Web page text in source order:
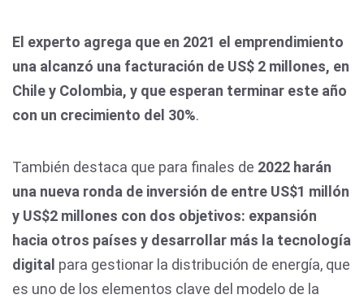
El experto agrega que en 2021 el emprendimiento
una alcanzó una facturación de US$ 2 millones, en
Chile y Colombia, y que esperan terminar este año
con un crecimiento del 30%.
También destaca que para finales de 2022 harán
una nueva ronda de inversión de entre US$1 millón
y US$2 millones con dos objetivos: expansión
hacia otros países y desarrollar más la tecnología
digital para gestionar la distribución de energía, que
es uno de los elementos clave del modelo de la